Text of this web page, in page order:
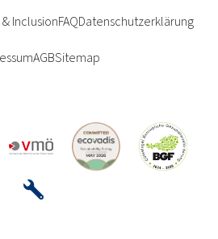
InclusionFAQDatenschutzerklärung
AGBSitemap